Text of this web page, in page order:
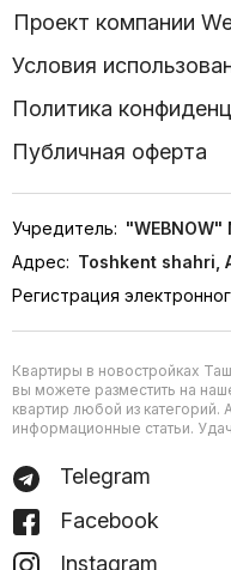
Проект компании
Условия
Политика
Публичная оферта
Учредитель: "WEBNOW"
Адрес: Toshkent shahri,
Регистрация
Квартиры в новостройках
вы можете разместить на
квартир любой из категорий.
информационные статьи.
Telegram
Facebook
Instagram